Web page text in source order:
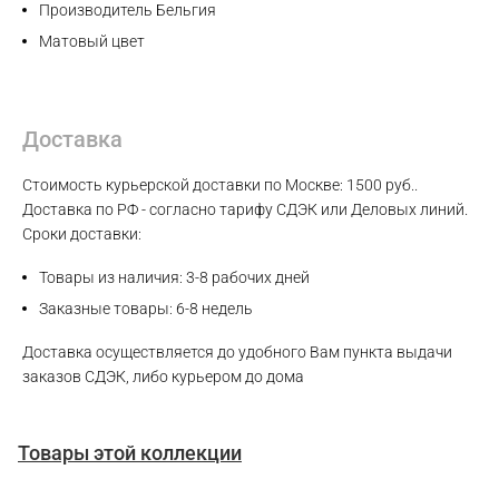
Производитель Бельгия
Матовый цвет
Доставка
Стоимость курьерской доставки по Москве: 1500 руб..
Доставка по РФ - согласно тарифу СДЭК или Деловых линий.
Сроки доставки:
Товары из наличия: 3-8 рабочих дней
Заказные товары: 6-8 недель
Доставка осуществляется до удобного Вам пункта выдачи
заказов СДЭК, либо курьером до дома
Товары этой коллекции